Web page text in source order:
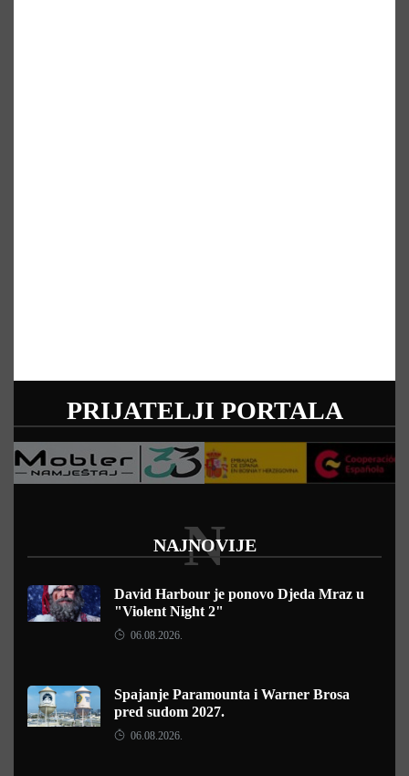
PRIJATELJI PORTALA
NAJNOVIJE
N
David Harbour je ponovo Djeda Mraz u
"Violent Night 2"
06.08.2026.
Spajanje Paramounta i Warner Brosa
pred sudom 2027.
06.08.2026.